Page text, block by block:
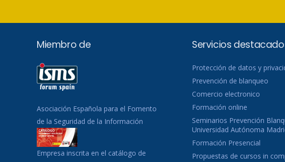
Miembro de
Asociación Española para el Fomento
de la Seguridad de la Información
Empresa inscrita en el catálogo de
Servicios
Protección de datos y
Prevención de blanqueo
Comercio electronico
Formación online
Seminarios Prevención
Universidad Autónoma
Formación Presencial
Propuestas de cursos in